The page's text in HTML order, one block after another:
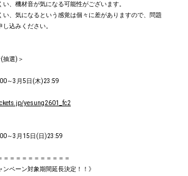
い、機材音が気になる可能性がございます。
い、気になるという感覚は個々に差がありますので、問題
込みください。
抽選)＞
～3月5日(木)23:59
yesung2601_fc2
～3月15日(日)23:59
＝＝＝＝＝＝＝＝＝＝＝
ンペーン対象期間延長決定！！》